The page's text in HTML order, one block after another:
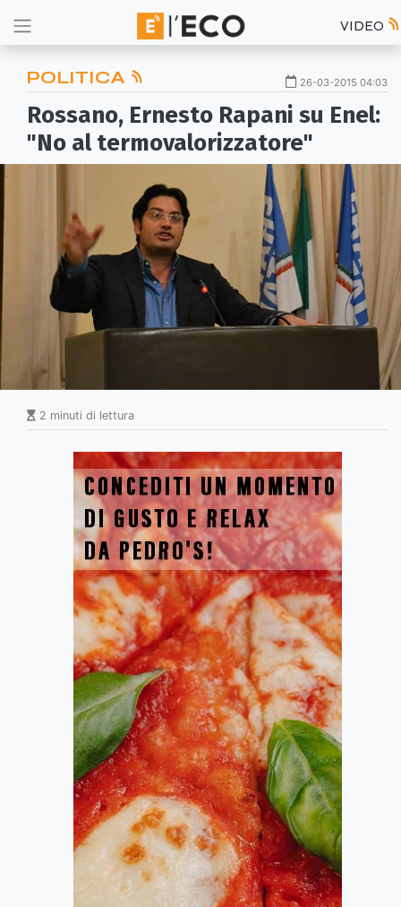
VIDEO
POLITICA 26-03-2015 04:03
Rossano, Ernesto Rapani su Enel:
"No al termovalorizzatore"
2 minuti di lettura